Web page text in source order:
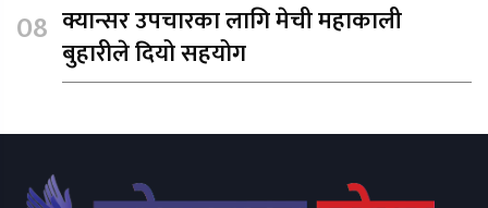
क्यान्सर उपचारका लागि मेची महाकाली
बुहारीले दियो सहयोग